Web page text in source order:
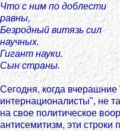
Что с ним по доблести
равны,
Безродный витязь сил
научных.
Гигант науки.
Сын страны.
Сегодня, когда вчерашние
интернационалисты", не
на свое политическое
антисемитизм, эти строки